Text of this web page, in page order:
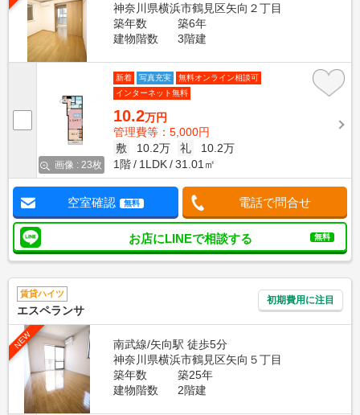
神奈川県横浜市鶴見区矢向２丁目
築年数
築6年
建物階数
3階建
画像 : 23枚
新着 写真充実
無料オンライン相談可
インターネット無料
10.2万円
管理費等：5,000円
敷
10.2万 礼
10.2万
1階
1LDK 31.01㎡
空室確認 無料 電話で問合せ
お店にLINEで相談する 無料
賃貸ハイツ
エスペランサ
初期費用に注目
NEW
南武線/矢向駅 徒歩5分
神奈川県横浜市鶴見区矢向５丁目
築年数
築25年
建物階数
2階建